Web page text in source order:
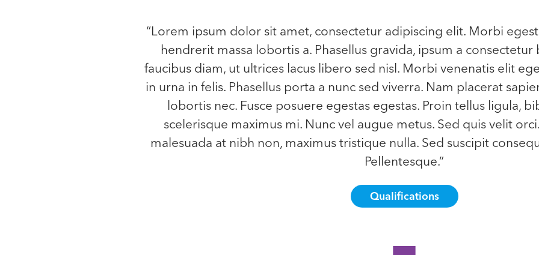
“Lorem ipsum dolor sit amet, consectetur adipiscing elit. Morbi
hendrerit massa lobortis a. Phasellus gravida, ipsum a
faucibus diam, ut ultrices lacus libero sed nisl. Morbi venenatis elit
in urna in felis. Phasellus porta a nunc sed viverra. Nam placerat
lobortis nec. Fusce posuere egestas egestas. Proin tellus ligula,
scelerisque maximus mi. Nunc vel augue metus. Sed quis velit
malesuada at nibh non, maximus tristique nulla. Sed suscipit
Pellentesque.”
Qualifications